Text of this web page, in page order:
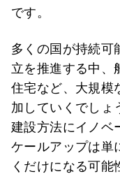
です。
多くの国が持続可
立を推進する中、
住宅など、大規模
加していくでしょ
建設方法にイノベ
ケールアップは単
くだけになる可能